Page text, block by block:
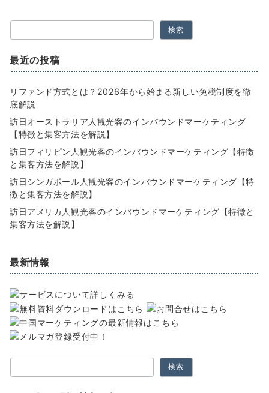
検索
最近の投稿
リファンド方式とは？2026年から始まる新しい免税制度を徹
底解説
訪日オーストラリア人観光客のインバウンドマーケティング
【特徴と集客方法を解説】
訪日フィリピン人観光客のインバウンドマーケティング【特徴
と集客方法を解説】
訪日シンガポール人観光客のインバウンドマーケティング【特
徴と集客方法を解説】
訪日アメリカ人観光客のインバウンドマーケティング【特徴と
集客方法を解説】
最新情報
検索